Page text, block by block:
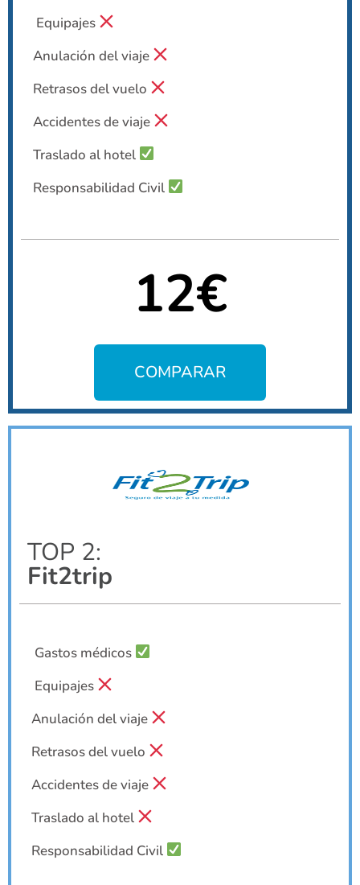
Equipajes
Anulación del viaje
Retrasos del vuelo
Accidentes de viaje
Traslado al hotel
Responsabilidad Civil
12€
COMPARAR
TOP 2:
Fit2trip
Gastos médicos
Equipajes
Anulación del viaje
Retrasos del vuelo
Accidentes de viaje
Traslado al hotel
Responsabilidad Civil